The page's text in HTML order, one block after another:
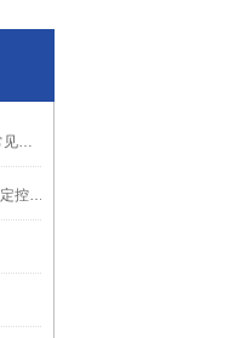
一文与您分享KRAUS&NAIMER开关的常见故障相应解决方法
及时解决ARTECHE继电器故障是实现稳定控制的关键保障